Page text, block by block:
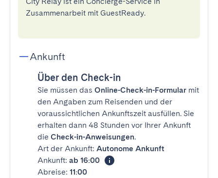
Zusammenarbeit mit GuestReady.
Ankunft
Über den Check-in
Sie müssen das Online-Check-in-Formular mit
den Angaben zum Reisenden und der
voraussichtlichen Ankunftszeit ausfüllen. Sie
erhalten dann 48 Stunden vor Ihrer Ankunft
die Check-in-Anweisungen.
Art der Ankunft: Autonome Ankunft
Ankunft: ab 16:00
Abreise: 11:00